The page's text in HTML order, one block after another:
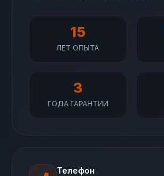
15
ЛЕТ ОПЫТА
3
ГОДА ГАРАНТИИ
Телефон